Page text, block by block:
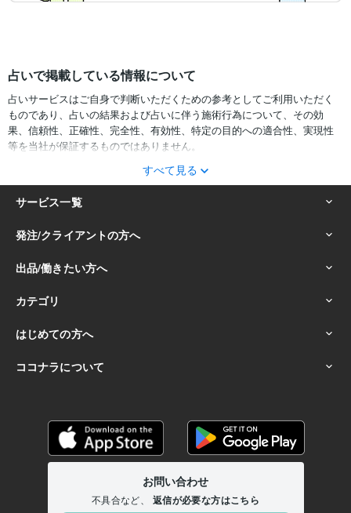
占いで掲載している情報について
占いサービスはご自身で判断いただくための参考としてご利用いただく
ものであり、占いの結果および占いに伴う施術行為について、その効
果、信頼性、正確性、完全性、有効性、特定の目的への適合性、実現性
等を当社が保証するものではありません。
サービスの結果をどのように利用するかは、お客様ご自身の自己責任に
おいて判断をお願いいたします。
占いの結果およびその内容を踏まえておこなったお客様の行動により生
ずる一切の損害について、当社および情報の提供者は一切責任を負いか
ねます。
すべて見る